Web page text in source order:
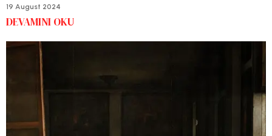
19 August 2024
DEVAMINI OKU